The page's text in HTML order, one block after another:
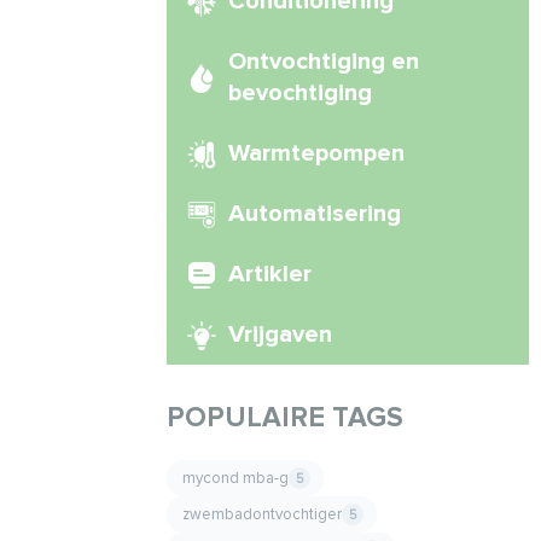
Ontvochtiging en
bevochtiging
Warmtepompen
Automatisering
Artikler
Vrijgaven
POPULAIRE TAGS
mycond mba-g 5
zwembadontvochtiger 5